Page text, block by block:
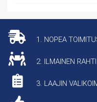
1. NOPEA
2. ILMAINEN RAHTI
3. LAAJIN